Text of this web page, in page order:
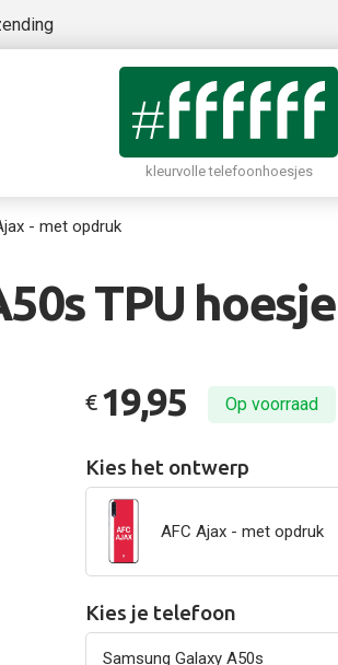
kleurvolle telefoonhoesjes
- met opdruk
TPU
€ 19,95 Op voorraad
Kies het ontwerp
AFC Ajax - met opdruk
Kies je telefoon